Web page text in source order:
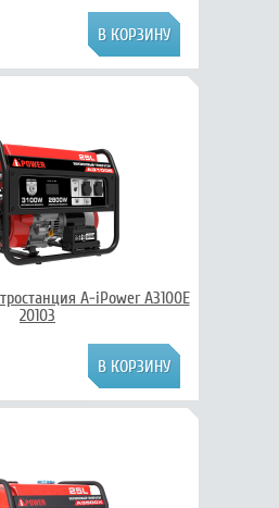
A-iPower A3100E
20103